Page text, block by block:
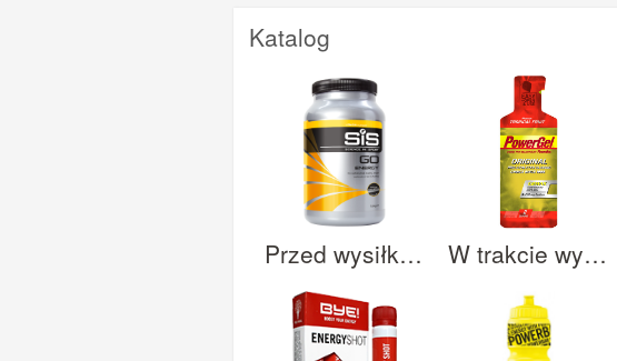
Katalog
Przed wysiłkiem W trakcie wysiłku